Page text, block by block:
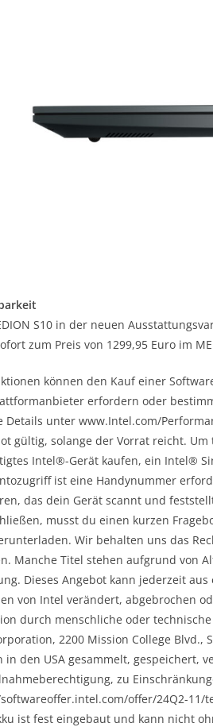
S10 in der neuen
zum Preis von 1299,95 Euro im
können den Kauf einer
erfordern oder
Details unter www.Intel.com/
gültig, solange der Vorrat reicht.
Intel®-Gerät kaufen, ein Intel®
ist eine Handynummer
das dein Gerät scannt und
musst du einen kurzen
Wir behalten uns das
Manche Titel stehen aufgrund von
Dieses Angebot kann jederzeit
von Intel verändert, abgebrochen
durch menschliche oder
2200 Mission College Blvd.,
in den USA gesammelt, gespeichert,
zu
offer/24Q2-11/
ist fest eingebaut und kann nicht